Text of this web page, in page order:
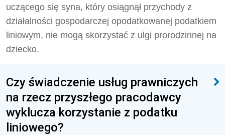
uczącego się syna, który osiągnął przychody z
działalności gospodarczej opodatkowanej podatkiem
liniowym, nie mogą skorzystać z ulgi prorodzinnej na
dziecko.
Czy świadczenie usług prawniczych
na rzecz przyszłego pracodawcy
wyklucza korzystanie z podatku
liniowego?